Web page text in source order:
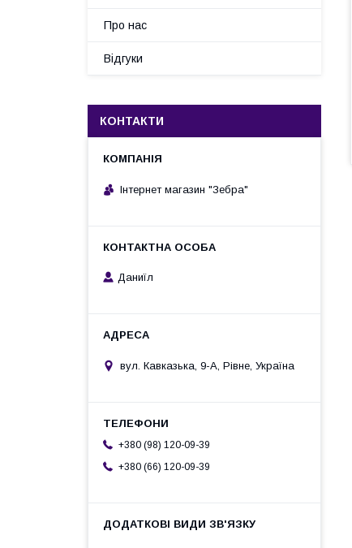
Про нас
Відгуки
КОНТАКТИ
Інтернет магазин "Зебра"
Даниїл
вул. Кавказька, 9-А, Рівне, Україна
+380 (98) 120-09-39
+380 (66) 120-09-39